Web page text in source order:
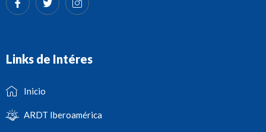
Links de Intéres
Inicio
ARDT Iberoamérica